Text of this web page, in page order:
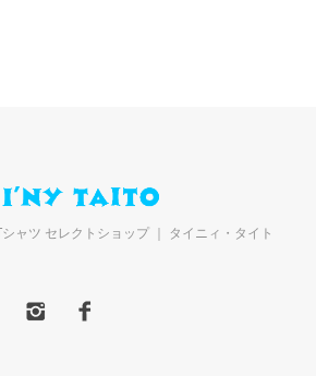
ャツ セレクトショップ ｜ タイニィ・タイト